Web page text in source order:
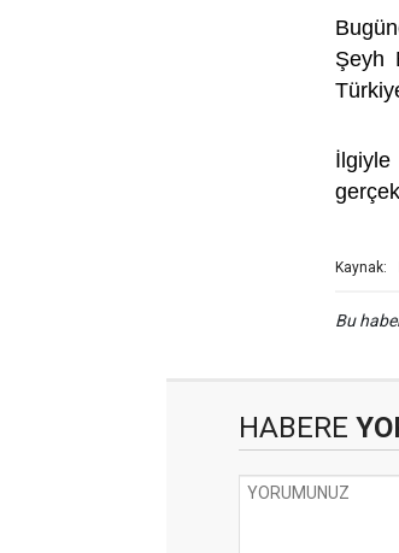
Şeyh
Kaynak:
Bu
HABERE